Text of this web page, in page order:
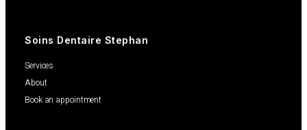
Soins Dentaire Stephan
Services
About
Book an appointment